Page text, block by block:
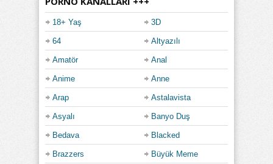
18+ Yaş 3D
64 Altyazılı
Amatör Anal
Anime Anne
Arap Astalavista
Asyalı Banyo Duş
Bedava Blacked
Brazzers Büyük Meme